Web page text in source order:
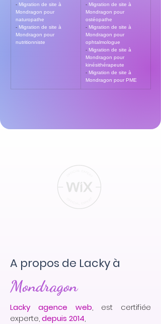
- Migration de site à
Mondragon pour
naturopathe
- Migration de site à
Mondragon pour
nutritionniste
- Migration de site à
Mondragon pour
ostéopathe
- Migration de site à
Mondragon pour
ophtalmologue
- Migration de site à
Mondragon pour
kinésithérapeute
- Migration de site à
Mondragon pour PME
A propos de Lacky à
Mondragon
Lacky agence web, est certifiée
experte,depuis 2014,